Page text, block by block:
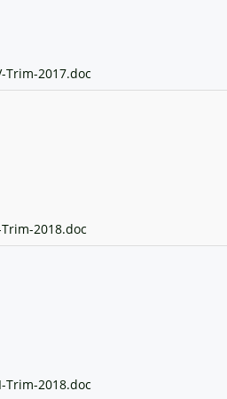
Trim-2017.doc
2018.doc
Trim-2018.doc